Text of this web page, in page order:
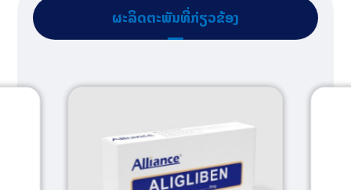
ຜະລິດຕະພັນທີ່ກ່ຽວຂ້ອງ